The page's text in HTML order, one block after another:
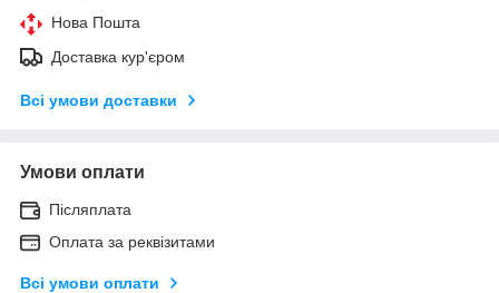
Нова Пошта
Доставка кур'єром
Всі умови доставки
Умови оплати
Післяплата
Оплата за реквізитами
Всі умови оплати